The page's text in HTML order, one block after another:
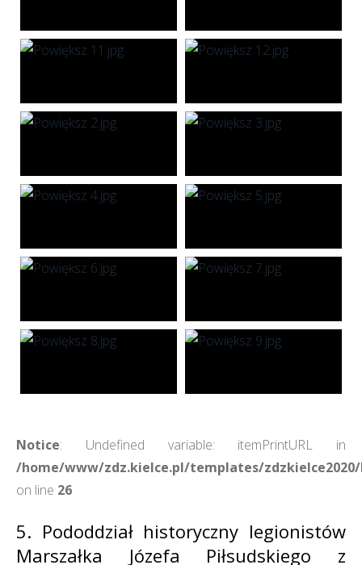
Notice: Undefined variable: itemPrintURL in
/home/www/zdz.kielce.pl/templates/
on line 26
5. Pododdział historyczny legionistów
Marszałka Józefa Piłsudskiego z